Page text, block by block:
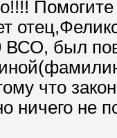
ВСО, был
что
ничего не